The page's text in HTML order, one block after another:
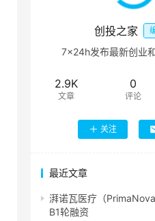
创投之家
7×24h发布最新创业
2.9K
文章
0
评论
关注
最近文章
湃诺瓦医疗（
B1轮融资